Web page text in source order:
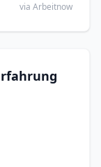
via Arbeitnow